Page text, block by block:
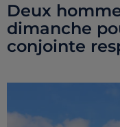
Deux
dimanche
conjointe